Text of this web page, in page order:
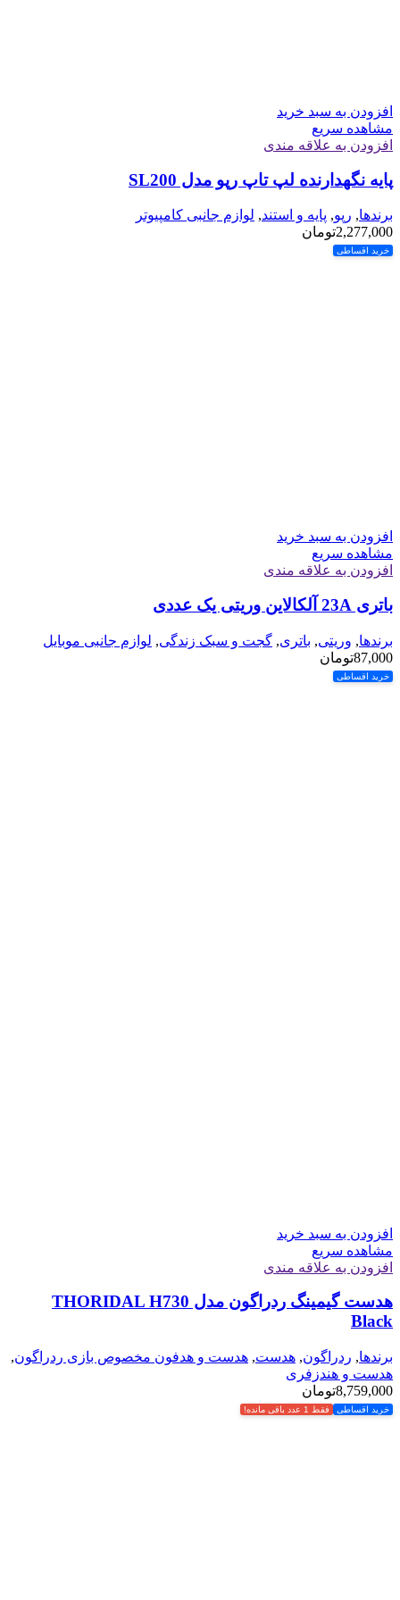
افزودن به سبد خرید
مشاهده سریع
افزودن به علاقه مندی
پایه نگهدارنده لپ تاپ رپو مدل SL200
برندها, رپو, پایه و استند, لوازم جانبی کامپیوتر
2,277,000تومان
خرید اقساطی
افزودن به سبد خرید
مشاهده سریع
افزودن به علاقه مندی
باتری 23A آلکالاین وریتی یک عددی
برندها, وریتی, باتری, گجت و سبک زندگی, لوازم جانبی موبایل
87,000تومان
خرید اقساطی
افزودن به سبد خرید
مشاهده سریع
افزودن به علاقه مندی
هدست گیمینگ ردراگون مدل THORIDAL H730
Black
برندها, ردراگون, هدست, هدست و هدفون مخصوص بازی ردراگون,
هدست و هندزفری
8,759,000تومان
خرید اقساطی فقط 1 عدد باقی مانده!